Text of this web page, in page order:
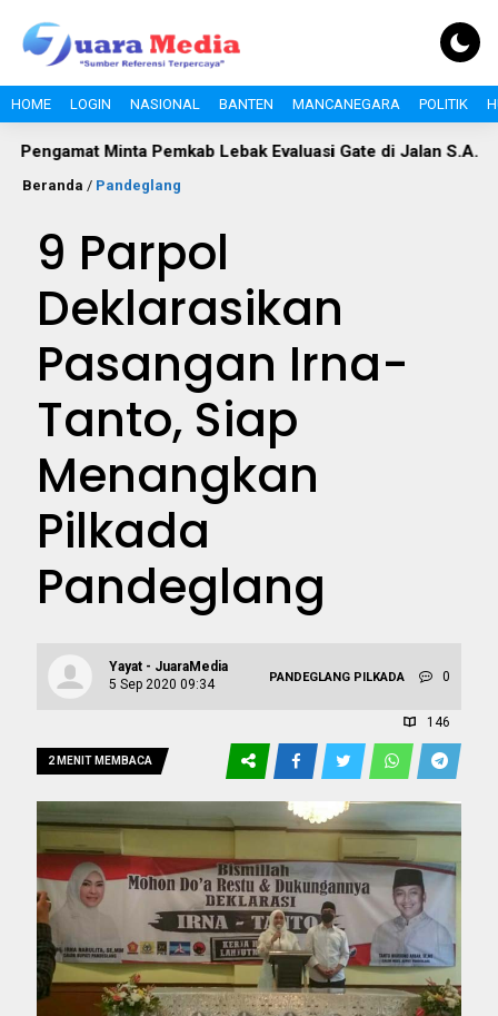
HOME LOGIN NASIONAL BANTEN MANCANEGARA POLITIK
Pemkab Lebak Evaluasi Gate di Jalan S.A. Tirtayasa
Beranda / Pandeglang
9 Parpol
Deklarasikan
Pasangan Irna-
Tanto, Siap
Menangkan
Pilkada
Pandeglang
Yayat - JuaraMedia
5 Sep 2020 09:34
PANDEGLANG PILKADA 0
146
2 MENIT MEMBACA